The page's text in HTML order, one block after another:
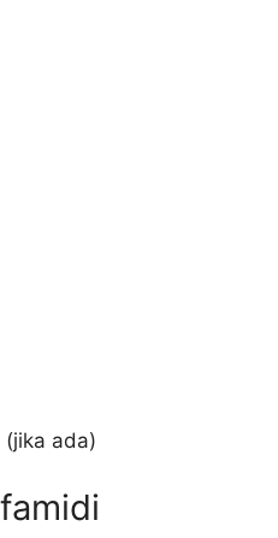
(jika ada)